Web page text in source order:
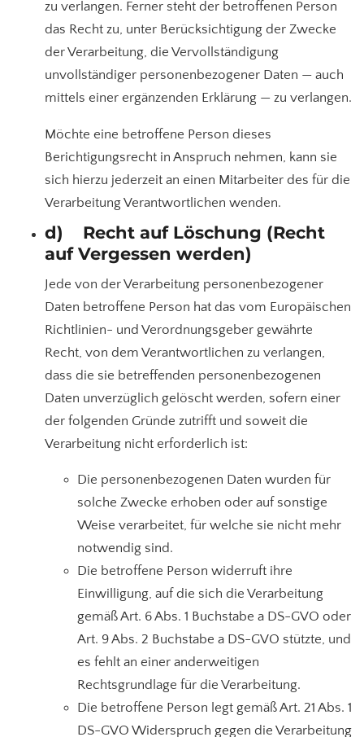
zu verlangen. Ferner steht der betroffenen Person
das Recht zu, unter Berücksichtigung der Zwecke
der Verarbeitung, die Vervollständigung
unvollständiger personenbezogener Daten — auch
mittels einer ergänzenden Erklärung — zu verlangen.
Möchte eine betroffene Person dieses
Berichtigungsrecht in Anspruch nehmen, kann sie
sich hierzu jederzeit an einen Mitarbeiter des für die
Verarbeitung Verantwortlichen wenden.
d) Recht auf Löschung (Recht
auf Vergessen werden)
Jede von der Verarbeitung personenbezogener
Daten betroffene Person hat das vom Europäischen
Richtlinien- und Verordnungsgeber gewährte
Recht, von dem Verantwortlichen zu verlangen,
dass die sie betreffenden personenbezogenen
Daten unverzüglich gelöscht werden, sofern einer
der folgenden Gründe zutrifft und soweit die
Verarbeitung nicht erforderlich ist:
Die personenbezogenen Daten wurden für
solche Zwecke erhoben oder auf sonstige
Weise verarbeitet, für welche sie nicht mehr
notwendig sind.
Die betroffene Person widerruft ihre
Einwilligung, auf die sich die Verarbeitung
gemäß Art. 6 Abs. 1 Buchstabe a DS-GVO oder
Art. 9 Abs. 2 Buchstabe a DS-GVO stützte, und
es fehlt an einer anderweitigen
Rechtsgrundlage für die Verarbeitung.
Die betroffene Person legt gemäß Art. 21 Abs. 1
DS-GVO Widerspruch gegen die Verarbeitung